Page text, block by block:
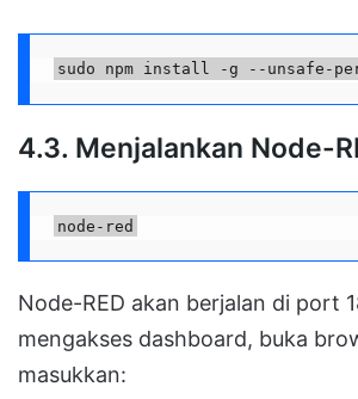
sudo npm install -g --unsafe-
4.3. Menjalankan Node-
node-red
Node-RED akan berjalan di port
mengakses dashboard, buka
masukkan: